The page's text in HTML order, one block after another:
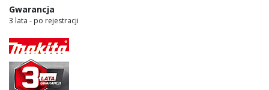
Gwarancja
3 lata - po rejestracji